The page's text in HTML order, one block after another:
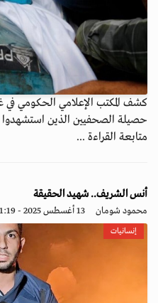
كشف المكتب الإعلامي الحكومي في
حصيلة الصحفيين الذين استشهدوا
متابعة القراءة ...
أنس الشريف.. شهيد الحقيقة
محمود شومان 13 أغسطس 2025 - 21:19
إنسانيات